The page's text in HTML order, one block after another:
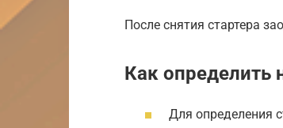
После снятия стартера
Как определить
Для определения